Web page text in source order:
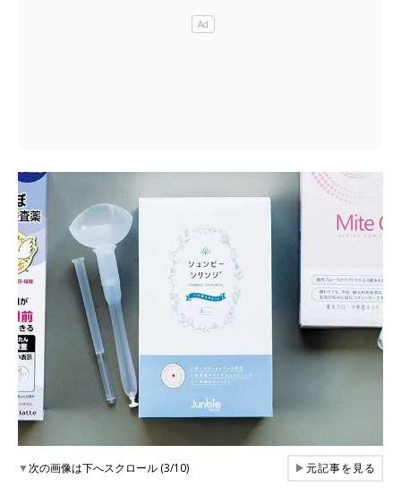
▼次の画像は下へスクロール (3/10) ▶元記事を見る